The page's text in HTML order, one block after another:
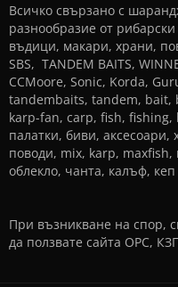
Всичко свързано с
разнообразие от
въдици, макари, храни,
SBS, TANDEM BAITS,
CCMoore, Sonic, Korda,
tandembaits, tandem, bait,
karp-fan, carp, fish,
палатки, биви, аксесоари,
поводи, mix, karp,
облекло, чанта, калъф, кеп
При възникване на спор,
да ползвате сайта ОРС,